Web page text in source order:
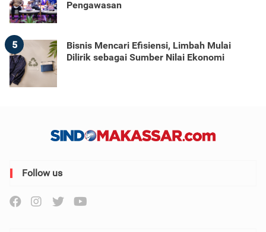
Pengawasan
5
Bisnis Mencari Efisiensi, Limbah Mulai
Dilirik sebagai Sumber Nilai Ekonomi
Follow us